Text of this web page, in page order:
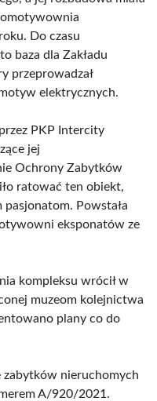
Do czasu
baza dla Zakładu
przeprowadzał
elektrycznych.
PKP Intercity
jej
Ochrony Zabytków
ratować ten obiekt,
pasjonatom. Powstała
eksponatów ze
kompleksu wrócił w
muzeom kolejnictwa
plany co do
zabytków nieruchomych
A/920/2021.